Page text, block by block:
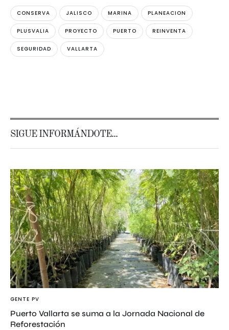
CONSERVA JALISCO MARINA PLANEACION
PLUSVALIA PROYECTO PUERTO REINVENTA
SEGURIDAD VALLARTA
SIGUE INFORMÁNDOTE...
GENTE PV
Puerto Vallarta se suma a la Jornada Nacional de
Reforestación